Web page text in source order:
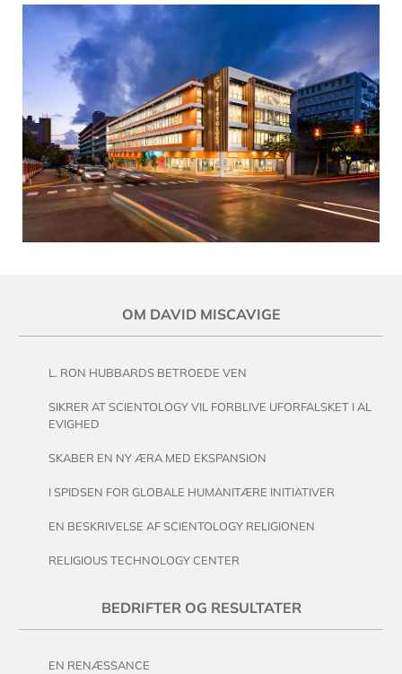
OM DAVID MISCAVIGE
L. RON HUBBARDS BETROEDE VEN
SIKRER AT SCIENTOLOGY VIL FORBLIVE UFORFALSKET I AL
EVIGHED
SKABER EN NY ÆRA MED EKSPANSION
I SPIDSEN FOR GLOBALE HUMANITÆRE INITIATIVER
EN BESKRIVELSE AF SCIENTOLOGY RELIGIONEN
RELIGIOUS TECHNOLOGY CENTER
BEDRIFTER OG RESULTATER
EN RENÆSSANCE